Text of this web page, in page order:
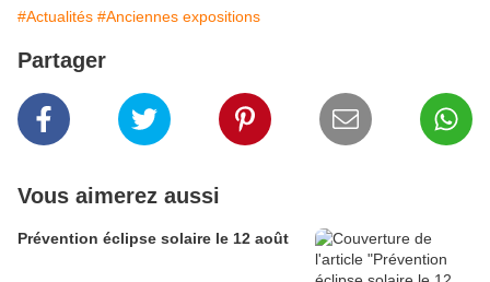
#Actualités #Anciennes expositions
Partager
Vous aimerez aussi
Prévention éclipse solaire le 12 août